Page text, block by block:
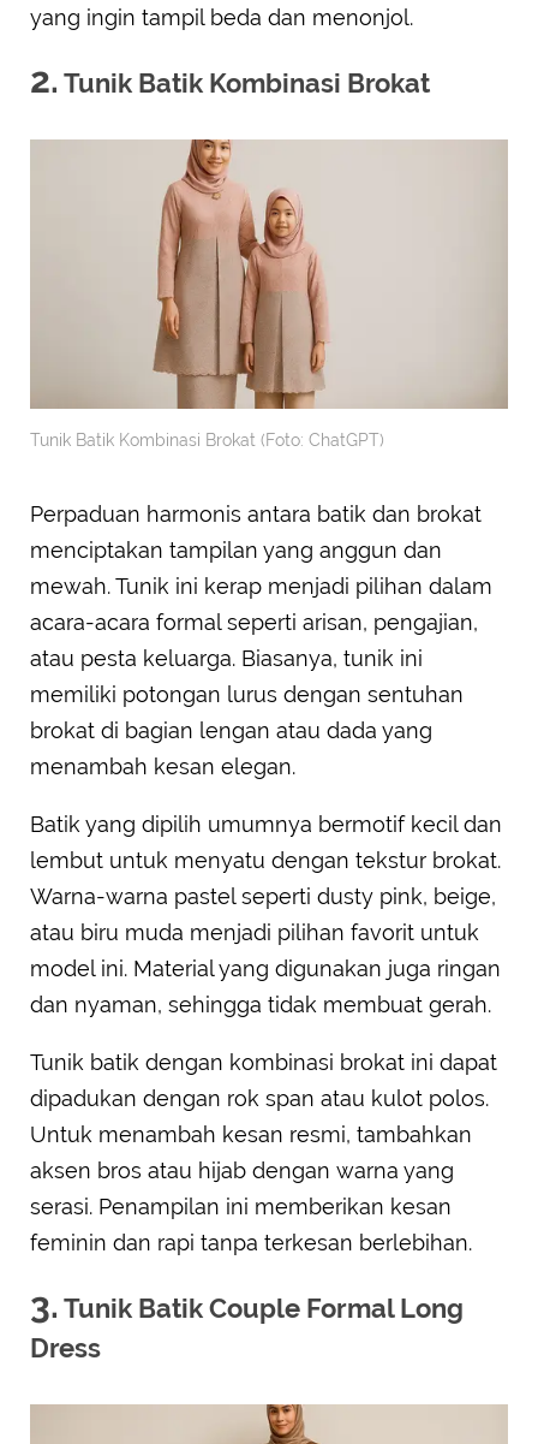
yang ingin tampil beda dan menonjol.
2. Tunik Batik Kombinasi Brokat
Tunik Batik Kombinasi Brokat (Foto: ChatGPT)
Perpaduan harmonis antara batik dan brokat
menciptakan tampilan yang anggun dan
mewah. Tunik ini kerap menjadi pilihan dalam
acara-acara formal seperti arisan, pengajian,
atau pesta keluarga. Biasanya, tunik ini
memiliki potongan lurus dengan sentuhan
brokat di bagian lengan atau dada yang
menambah kesan elegan.
Batik yang dipilih umumnya bermotif kecil dan
lembut untuk menyatu dengan tekstur brokat.
Warna-warna pastel seperti dusty pink, beige,
atau biru muda menjadi pilihan favorit untuk
model ini. Material yang digunakan juga ringan
dan nyaman, sehingga tidak membuat gerah.
Tunik batik dengan kombinasi brokat ini dapat
dipadukan dengan rok span atau kulot polos.
Untuk menambah kesan resmi, tambahkan
aksen bros atau hijab dengan warna yang
serasi. Penampilan ini memberikan kesan
feminin dan rapi tanpa terkesan berlebihan.
3. Tunik Batik Couple Formal Long
Dress